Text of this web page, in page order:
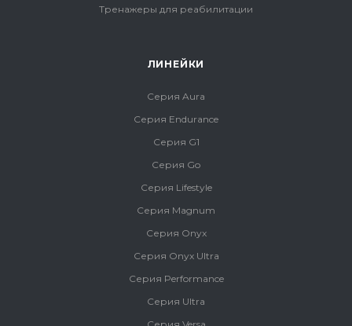
Тренажеры для реабилитации
ЛИНЕЙКИ
Серия Aura
Серия Endurance
Серия G1
Серия Go
Серия Lifestyle
Серия Magnum
Серия Onyx
Серия Onyx Ultra
Серия Performance
Серия Ultra